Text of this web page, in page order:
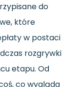
do
które
w postaci
rozgrywki
etapu. Od
co wygląda